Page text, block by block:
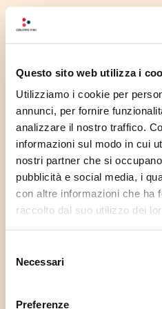
Questo sito web utilizza i
Utilizziamo i cookie per
annunci, per fornire
analizzare il nostro traffico.
informazioni sul modo in cui
nostri partner che si
pubblicità e social media, i
con altre informazioni che ha
raccolto dal suo utilizzo dei
delNecessari
Preferenze